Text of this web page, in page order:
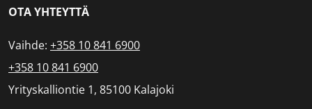
OTA YHTEYTTÄ
Vaihde: +358 10 841 6900
+358 10 841 6900
Yrityskalliontie 1, 85100 Kalajoki